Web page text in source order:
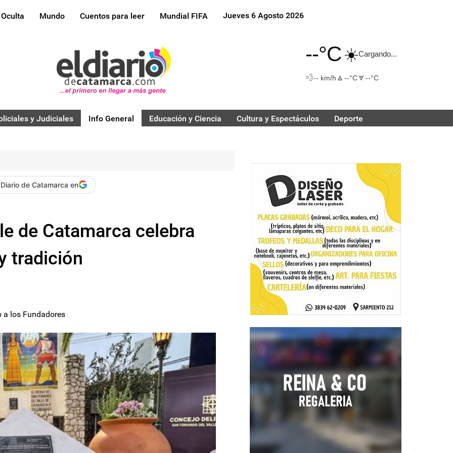
Mundo Cuentos para leer Mundial FIFA Jueves 6 Agosto 2026
--°C☀️Cargando...
💨-- km/h 🔼 --°C🔽 --°C
y Judiciales Info General Educación y Ciencia Cultura y Espectáculos Deporte
de Catamarca en
de Catamarca celebra
tradición
a los Fundadores